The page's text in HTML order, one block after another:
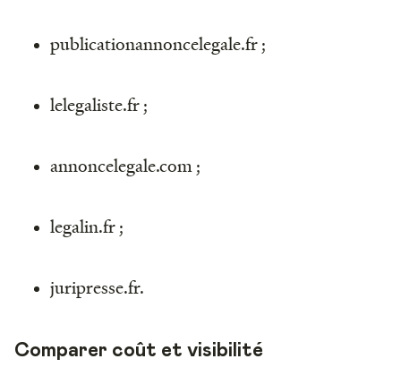
publicationannoncelegale.fr ;
lelegaliste.fr ;
annoncelegale.com ;
legalin.fr ;
juripresse.fr.
Comparer coût et visibilité